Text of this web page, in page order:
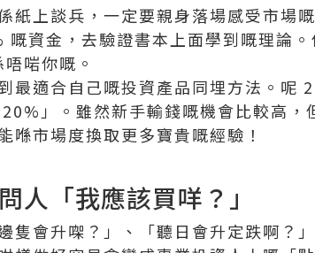
紙上談兵，一定要親身落場感受市場
資金，去驗證書本上面學到嘅理論
啱你嘅。
最適合自己嘅投資產品同埋方法。呢
」。雖然新手輸錢嘅機會比較高，
喺市場度換取更多寶貴嘅經驗！
人「我應該買咩？」
隻會升㗎？」、「聽日會升定跌啊？」